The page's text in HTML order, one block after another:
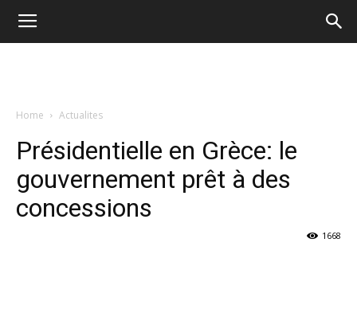
Home Actualites
Présidentielle en Grèce: le
gouvernement prêt à des
concessions
1668